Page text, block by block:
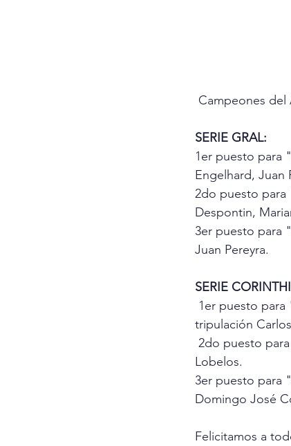
Campeones del
SERIE GRAL:
1er puesto para
Engelhard, Juan
2do puesto para
Despontin,
3er puesto para
Juan Pereyra.
SERIE
tripulación
Lobelos.
3er puesto para
Domingo José
Felicitamos a